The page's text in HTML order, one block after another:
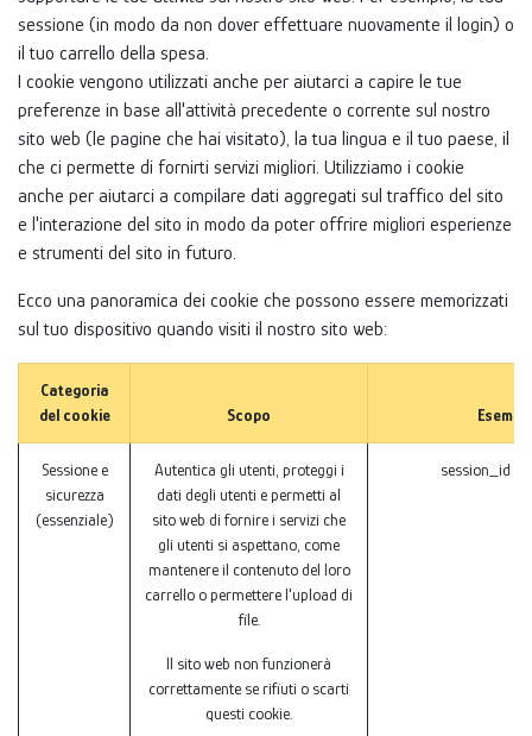
sessione (in modo da non dover effettuare nuovamente il login) o
il tuo carrello della spesa.
I cookie vengono utilizzati anche per aiutarci a capire le tue
preferenze in base all'attività precedente o corrente sul nostro
sito web (le pagine che hai visitato), la tua lingua e il tuo paese, il
che ci permette di fornirti servizi migliori. Utilizziamo i cookie
anche per aiutarci a compilare dati aggregati sul traffico del sito
e l'interazione del sito in modo da poter offrire migliori esperienze
e strumenti del sito in futuro.
Ecco una panoramica dei cookie che possono essere memorizzati
sul tuo dispositivo quando visiti il nostro sito web:
Categoria
del cookie
Scopo Esempi
Sessione e
sicurezza
(essenziale)
Autentica gli utenti, proteggi i
dati degli utenti e permetti al
sito web di fornire i servizi che
gli utenti si aspettano, come
mantenere il contenuto del loro
carrello o permettere l'upload di
file.
Il sito web non funzionerà
correttamente se rifiuti o scarti
questi cookie.
session_id